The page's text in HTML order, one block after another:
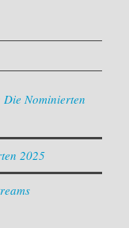
Nominierten
2025